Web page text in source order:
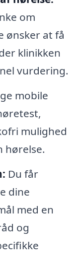
om
ønsker at få
klinikken
vurdering.
mobile
mulighed
hørelse.
Du får
dine
med en
og